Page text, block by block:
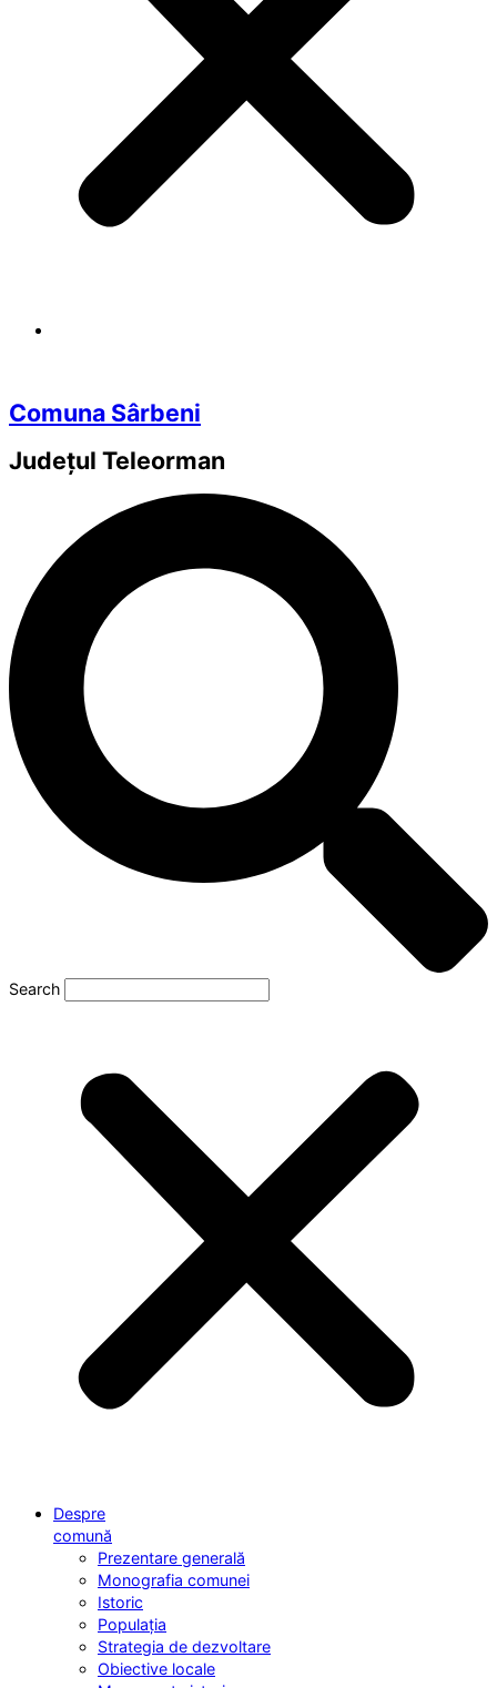
Comuna Sârbeni
Județul Teleorman
Search
Despre
comună
Prezentare generală
Monografia comunei
Istoric
Populația
Strategia de dezvoltare
Obiective locale